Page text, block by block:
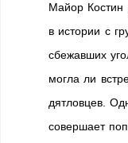
Майор Костин
в истории с
сбежавших
могла ли
дятловцев.
совершает